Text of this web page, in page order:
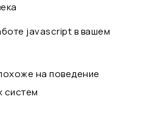
javascript в вашем
на поведение
систем